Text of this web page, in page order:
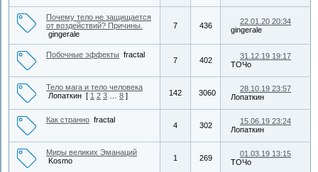
Почему тело не защищается
от воздействий? Причины.
gingerale
7 436
22.01.20 20:34
gingerale
Побочные эффекты fractal
7 402
31.12.19 19:17
ТОЧо
Тело мага и тело человека
Лопаткин [ 1 2 3 8 ] 142 3060
28.10.19 23:57
Лопаткин
Как странно fractal
4 302
15.06.19 23:24
Лопаткин
Миры великих Эманаций
Kosmo
1 269
01.03.19 13:15
ТОЧо